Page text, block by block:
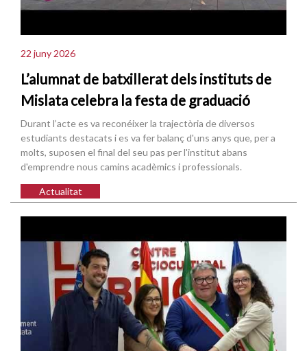
22 juny 2026
L’alumnat de batxillerat dels instituts de
Mislata celebra la festa de graduació
Durant l’acte es va reconéixer la trajectòria de diversos
estudiants destacats i es va fer balanç d'uns anys que, per a
molts, suposen el final del seu pas per l'institut abans
d'emprendre nous camins acadèmics i professionals.
Actualitat